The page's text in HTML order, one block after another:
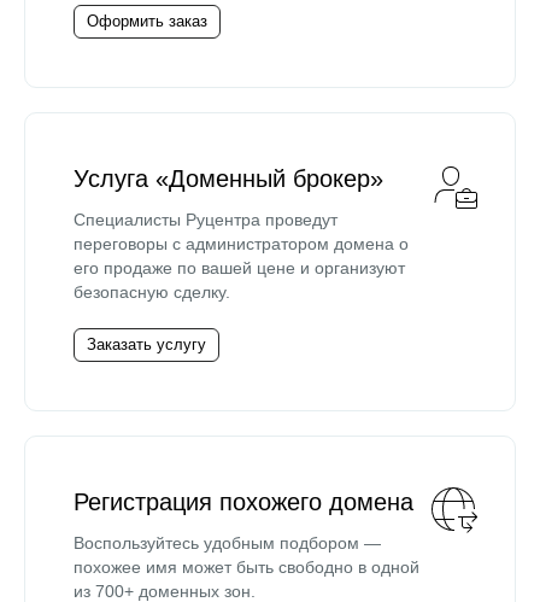
Оформить заказ
Услуга «Доменный брокер»
Специалисты Руцентра проведут
переговоры с администратором домена о
его продаже по вашей цене и организуют
безопасную сделку.
Заказать услугу
Регистрация похожего домена
Воспользуйтесь удобным подбором —
похожее имя может быть свободно в одной
из 700+ доменных зон.